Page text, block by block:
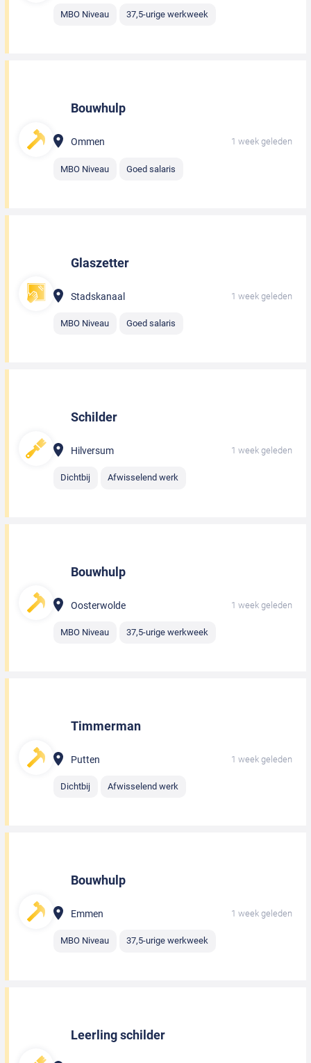
MBO Niveau 37,5-urige werkweek
Bouwhulp
Ommen 1 week geleden
MBO Niveau Goed salaris
Glaszetter
Stadskanaal 1 week geleden
MBO Niveau Goed salaris
Schilder
Hilversum 1 week geleden
Dichtbij Afwisselend werk
Bouwhulp
Oosterwolde 1 week geleden
MBO Niveau 37,5-urige werkweek
Timmerman
Putten 1 week geleden
Dichtbij Afwisselend werk
Bouwhulp
Emmen 1 week geleden
MBO Niveau 37,5-urige werkweek
Leerling schilder